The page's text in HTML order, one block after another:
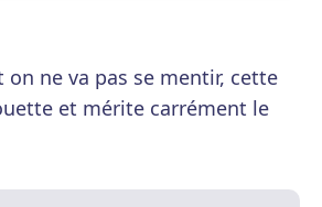
ne va pas se mentir, cette
et mérite carrément le